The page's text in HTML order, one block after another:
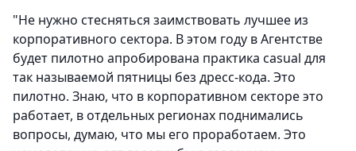
"Не нужно стесняться заимствовать лучшее из
корпоративного сектора. В этом году в Агентстве
будет пилотно апробирована практика casual для
так называемой пятницы без дресс-кода. Это
пилотно. Знаю, что в корпоративном секторе это
работает, в отдельных регионах поднимались
вопросы, думаю, что мы его проработаем. Это